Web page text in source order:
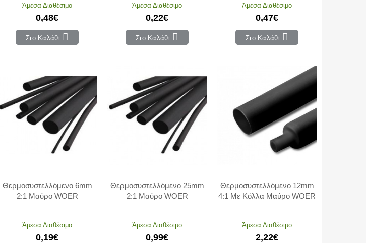
Άμεσα Διαθέσιμο
0,48€
Στο Καλάθι
Άμεσα Διαθέσιμο
0,22€
Στο Καλάθι
Άμεσα Διαθέσιμο
0,47€
Στο Καλάθι
Θερμοσυστελλόμενο 6mm
2:1 Μαύρο WOER
Άμεσα Διαθέσιμο
0,19€
Θερμοσυστελλόμενο 25mm
2:1 Μαύρο WOER
Άμεσα Διαθέσιμο
0,99€
Θερμοσυστελλόμενο 12mm
4:1 Με Κόλλα Μαύρο WOER
Άμεσα Διαθέσιμο
2,22€